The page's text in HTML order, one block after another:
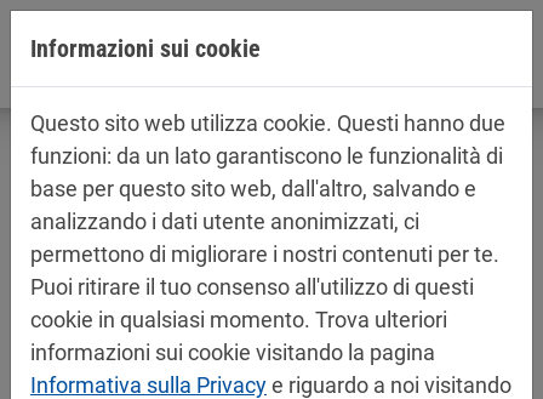
Jump directly to main navigation
Jump directly to content
Informazioni sul prodotto / schede di
sicurezza
Vernici per automobile
Informazioni sui cookie
Questo sito web utilizza cookie. Questi hanno due
funzioni: da un lato garantiscono le funzionalità di
base per questo sito web, dall'altro, salvando e
analizzando i dati utente anonimizzati, ci
permettono di migliorare i nostri contenuti per te.
Puoi ritirare il tuo consenso all'utilizzo di questi
cookie in qualsiasi momento. Trova ulteriori
informazioni sui cookie visitando la pagina
Informativa sulla Privacye riguardo a noi visitando